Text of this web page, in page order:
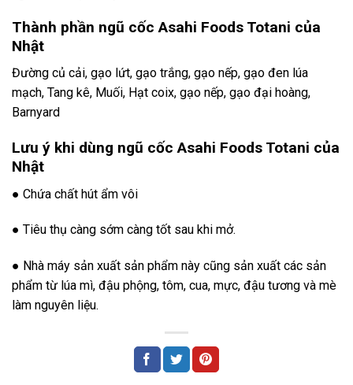
Thành phần ngũ cốc Asahi Foods Totani của
Nhật
Đường củ cải, gạo lứt, gạo trắng, gạo nếp, gạo đen lúa
mạch, Tang kê, Muối, Hạt coix, gạo nếp, gạo đại hoàng,
Barnyard
Lưu ý khi dùng ngũ cốc Asahi Foods Totani của
Nhật
● Chứa chất hút ẩm vôi
● Tiêu thụ càng sớm càng tốt sau khi mở.
● Nhà máy sản xuất sản phẩm này cũng sản xuất các sản
phẩm từ lúa mì, đậu phộng, tôm, cua, mực, đậu tương và mè
làm nguyên liệu.